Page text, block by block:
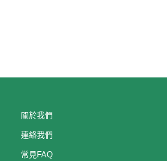
關於我們
連絡我們
常見FAQ